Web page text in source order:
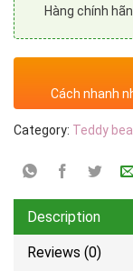
Hàng chính
Cách nhanh
Category: Teddy
Description
Reviews (0)